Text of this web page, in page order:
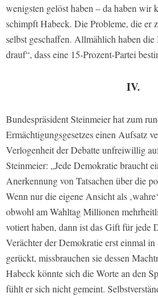
wenigsten gelöst haben – da haben wir
schimpft Habeck. Die Probleme, die er
selbst geschaffen. Allmählich haben
drauf“, dass eine 15-Prozent-Partei
IV.
Bundespräsident Steinmeier hat zum
Ermächtigungsgesetzes einen Aufsatz
Verlogenheit der Debatte unfreiwillig
Steinmeier: „Jede Demokratie braucht
Anerkennung von Tatsachen über die
Wenn nur die eigene Ansicht als
obwohl am Wahltag Millionen
votiert haben, dann ist das Gift für
Verächter der Demokratie erst einmal in
gerückt, missbrauchen sie dessen
Habeck könnte sich die Worte an den
fühlt er sich nicht gemeint.